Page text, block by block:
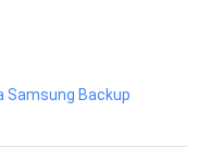
Samsung Backup